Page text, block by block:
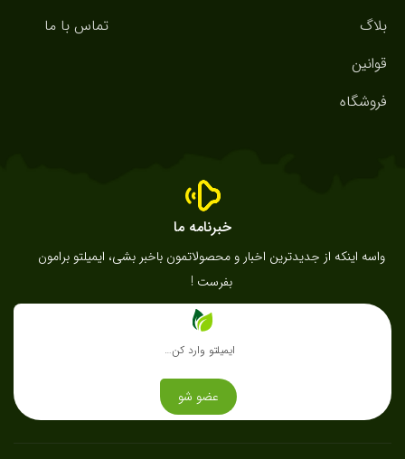
بلاگ
قوانین
فروشگاه
تماس با ما
خبرنامه ما
واسه اینکه از جدیدترین اخبار و محصولاتمون باخبر بشی، ایمیلتو برامون
بفرست !
عضو شو